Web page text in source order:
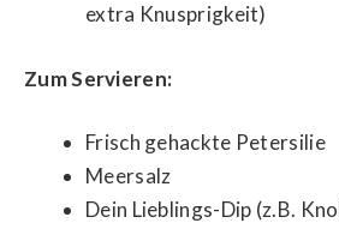
extra Knusprigkeit)
Zum Servieren:
Frisch gehackte Petersilie
Meersalz
Dein Lieblings-Dip (z.B.